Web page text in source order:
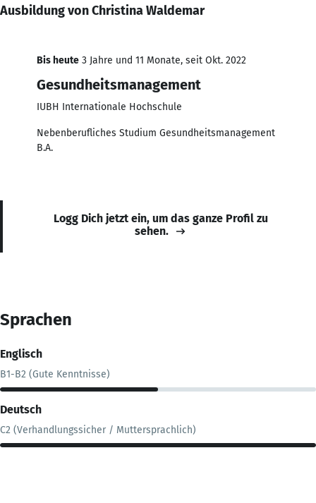
Ausbildung von Christina Waldemar
Bis heute 3 Jahre und 11 Monate, seit Okt. 2022
Gesundheitsmanagement
IUBH Internationale Hochschule
Nebenberufliches Studium Gesundheitsmanagement
B.A.
Logg Dich jetzt ein, um das ganze Profil zu
sehen.
Sprachen
Englisch
B1-B2 (Gute Kenntnisse)
Deutsch
C2 (Verhandlungssicher / Muttersprachlich)